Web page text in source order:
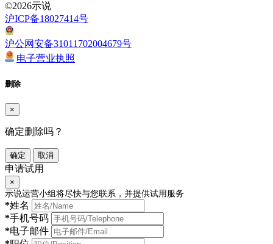
©2026示说
沪ICP备18027414号
沪公网安备31011702004679号
电子营业执照
删除
×
确定删除吗？
确定 取消
申请试用
×
示说运营小组将尽快与您联系，并提供试用服务
*姓名
*手机号码
*电子邮件